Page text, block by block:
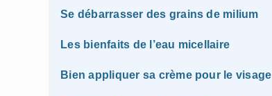
Se débarrasser des grains de milium
Les bienfaits de l’eau micellaire
Bien appliquer sa crème pour le visage